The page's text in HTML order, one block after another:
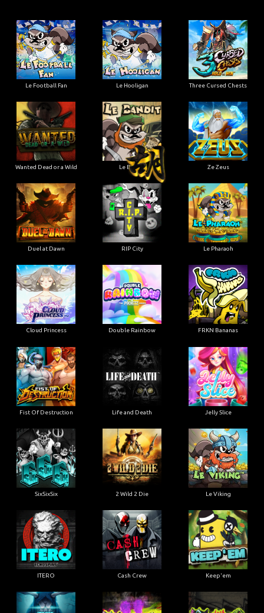
Le Football Fan Le Hooligan Three Cursed Chests
Wanted Dead or a Wild Le Bandit Ze Zeus
Duel at Dawn RIP City Le Pharaoh
Cloud Princess Double Rainbow FRKN Bananas
Fist Of Destruction Life and Death Jelly Slice
SixSixSix 2 Wild 2 Die Le Viking
ITERO Cash Crew Keep'em